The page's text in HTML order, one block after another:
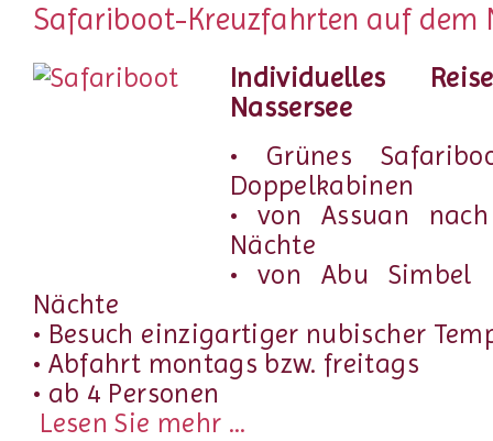
Safariboot-Kreuzfahrten auf dem
Individuelles
Nassersee
• Grünes
Doppelkabinen
• von Assuan
Nächte
• von Abu Simbel
Nächte
• Besuch einzigartiger nubischer
• Abfahrt montags bzw. freitags
• ab 4 Personen
Lesen Sie mehr ...